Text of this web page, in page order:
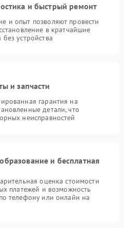
и быстрый ремонт
и опыт позволяют провести
в кратчайшие
устройства
и запчасти
гарантия на
детали, что
неисправностей
и бесплатная
оценка стоимости
платежей и возможность
телефону или онлайн на